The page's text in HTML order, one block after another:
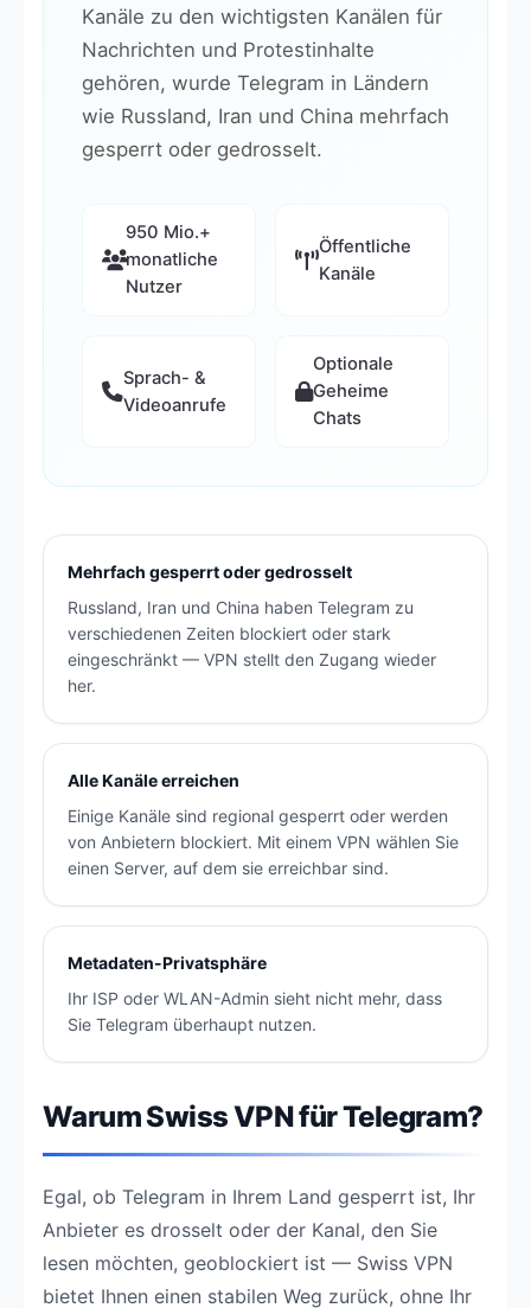
Kanäle zu den wichtigsten Kanälen für
Nachrichten und Protestinhalte
gehören, wurde Telegram in Ländern
wie Russland, Iran und China mehrfach
gesperrt oder gedrosselt.
950 Mio.+
monatliche
Nutzer
Öffentliche
Kanäle
Sprach- &
Videoanrufe
Optionale
Geheime
Chats
Mehrfach gesperrt oder gedrosselt
Russland, Iran und China haben Telegram zu
verschiedenen Zeiten blockiert oder stark
eingeschränkt — VPN stellt den Zugang wieder
her.
Alle Kanäle erreichen
Einige Kanäle sind regional gesperrt oder werden
von Anbietern blockiert. Mit einem VPN wählen Sie
einen Server, auf dem sie erreichbar sind.
Metadaten-Privatsphäre
Ihr ISP oder WLAN-Admin sieht nicht mehr, dass
Sie Telegram überhaupt nutzen.
Warum Swiss VPN für Telegram?
Egal, ob Telegram in Ihrem Land gesperrt ist, Ihr
Anbieter es drosselt oder der Kanal, den Sie
lesen möchten, geoblockiert ist — Swiss VPN
bietet Ihnen einen stabilen Weg zurück, ohne Ihr